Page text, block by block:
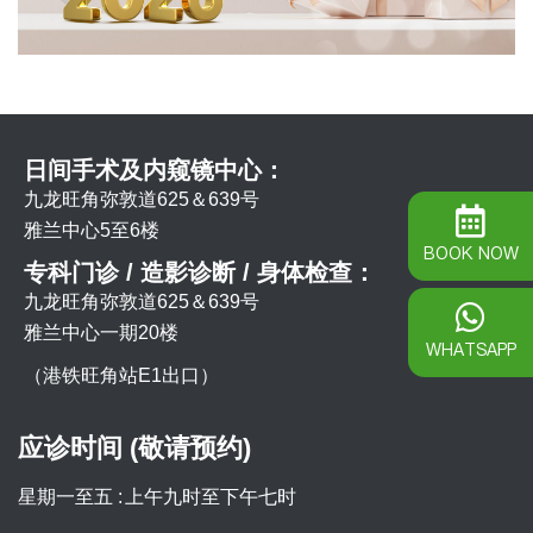
日间手术及内窥镜中心：
九龙旺角弥敦道625＆639号
雅兰中心5至6楼
专科门诊 / 造影诊断 / 身体检查：
九龙旺角弥敦道625＆639号
雅兰中心一期20楼
（港铁旺角站E1出口）
应诊时间 (敬请预约)
星期一至五 : 上午九时至下午七时
BOOK NOW
WHATSAPP